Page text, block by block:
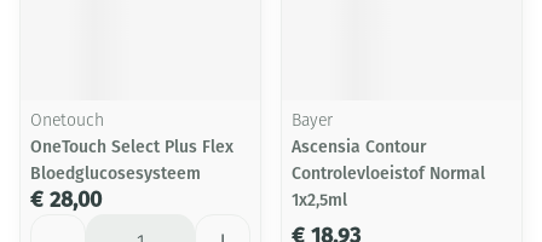
Onetouch
OneTouch Select Plus Flex
Bloedglucosesysteem
€ 28,00
Bayer
Ascensia Contour
Controlevloeistof Normal
1x2,5ml
€ 18,93